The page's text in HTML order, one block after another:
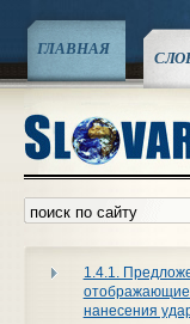
ГЛАВНАЯ
1.4.1.
нанесения